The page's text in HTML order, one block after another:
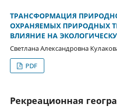
ТРАНСФОРМАЦИЯ
ОХРАНЯЕМЫХ ПРИРОДНЫХ
ВЛИЯНИЕ НА
Светлана Александровна
PDF
Рекреационная